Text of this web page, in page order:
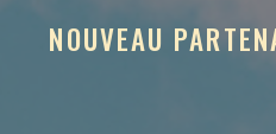
NOUVEAU